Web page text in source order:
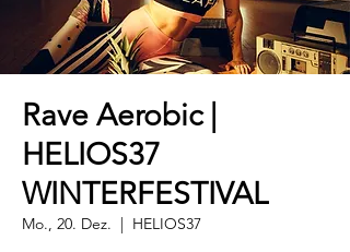
Rave Aerobic |
HELIOS37
WINTERFESTIVAL
Mo., 20. Dez.
  |
HELIOS37